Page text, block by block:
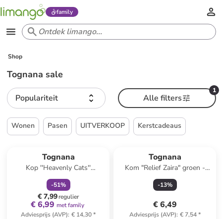
family
Shop
Tognana sale
Populariteit
1
Alle filters
Wonen Pasen UITVERKOOP Kerstcadeaus
Tognana
Kop ''Heavenly Cats''
lichtblauw - 350 ml
-51%
€ 7,99regulier
€ 6,99 met family
Adviesprijs (AVP): € 14,30*
Tognana
Kom "Relief Zaira" groen -
(B)20 x (H)12 cm
-13%
€ 6,49
Adviesprijs (AVP): € 7,54*